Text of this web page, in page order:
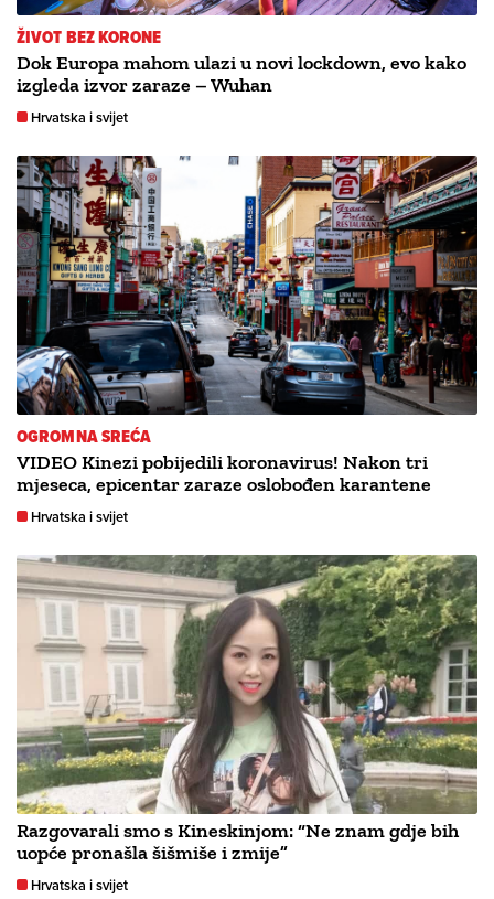
ŽIVOT BEZ KORONE
Dok Europa mahom ulazi u novi lockdown, evo kako
izgleda izvor zaraze – Wuhan
Hrvatska i svijet
OGROMNA SREĆA
VIDEO Kinezi pobijedili koronavirus! Nakon tri
mjeseca, epicentar zaraze oslobođen karantene
Hrvatska i svijet
Razgovarali smo s Kineskinjom: “Ne znam gdje bih
uopće pronašla šišmiše i zmije”
Hrvatska i svijet